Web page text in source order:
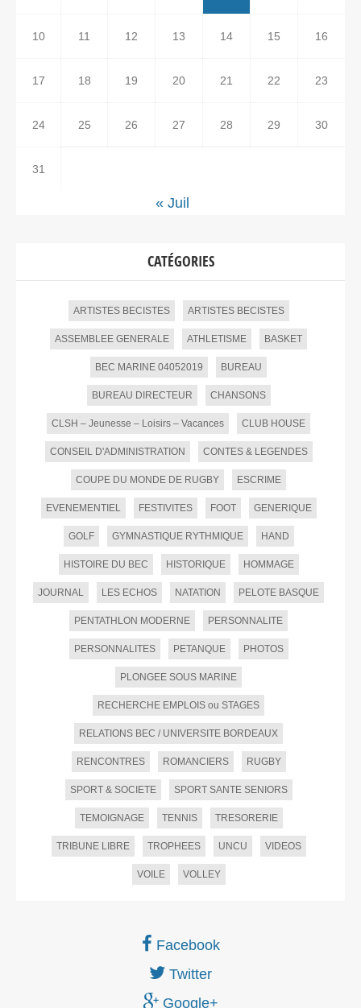
10 11 12 13 14 15 16
17 18 19 20 21 22 23
24 25 26 27 28 29 30
31
« Juil
CATÉGORIES
ARTISTES BECISTES ARTISTES BECISTES
ASSEMBLEE GENERALE ATHLETISME BASKET
BEC MARINE 04052019 BUREAU
BUREAU DIRECTEUR CHANSONS
CLSH – Jeunesse – Loisirs – Vacances CLUB HOUSE
CONSEIL D'ADMINISTRATION CONTES & LEGENDES
COUPE DU MONDE DE RUGBY ESCRIME
EVENEMENTIEL FESTIVITES FOOT GENERIQUE
GOLF GYMNASTIQUE RYTHMIQUE HAND
HISTOIRE DU BEC HISTORIQUE HOMMAGE
JOURNAL LES ECHOS NATATION PELOTE BASQUE
PENTATHLON MODERNE PERSONNALITE
PERSONNALITES PETANQUE PHOTOS
PLONGEE SOUS MARINE
RECHERCHE EMPLOIS ou STAGES
RELATIONS BEC / UNIVERSITE BORDEAUX
RENCONTRES ROMANCIERS RUGBY
SPORT & SOCIETE SPORT SANTE SENIORS
TEMOIGNAGE TENNIS TRESORERIE
TRIBUNE LIBRE TROPHEES UNCU VIDEOS
VOILE VOLLEY
Facebook
Twitter
Google+